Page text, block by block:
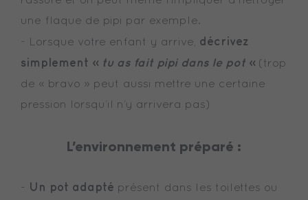
une flaque de pipi par exemple.
- Lorsque votre enfant y arrive, décrivez
simplement « tu as fait pipi dans le pot » (trop
de « bravo » peut aussi mettre une certaine
pression lorsqu’il n’y arrivera pas)
L’environnement préparé :
- Un pot adapté présent dans les toilettes ou